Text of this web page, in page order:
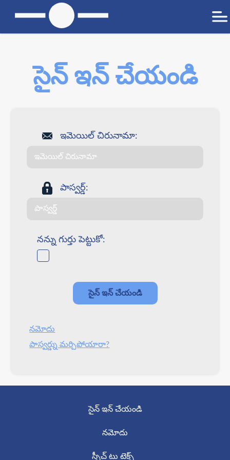
సైన్ ఇన్ చేయండి
ఇమెయిల్ చిరునామా:
పాస్వర్డ్:
నన్ను గుర్తు పెట్టుకో:
నమోదు
పాస్వర్డ్ను మర్చిపోయారా?
సైన్ ఇన్ చేయండి
నమోదు
స్పీచ్ టు టెక్స్ట్